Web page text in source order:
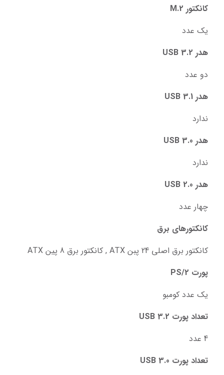
کانکتور M.2
یک عدد
هدر USB 3.2
دو عدد
هدر USB 3.1
ندارد
هدر USB 3.0
ندارد
هدر USB 2.0
چهار عدد
کانکتورهای برق
کانکتور برق اصلی 24 پبن ATX , کانکتور برق 8 پین ATX
پورت PS/2
یک عدد کومبو
تعداد پورت USB 3.2
4 عدد
تعداد پورت USB 3.0